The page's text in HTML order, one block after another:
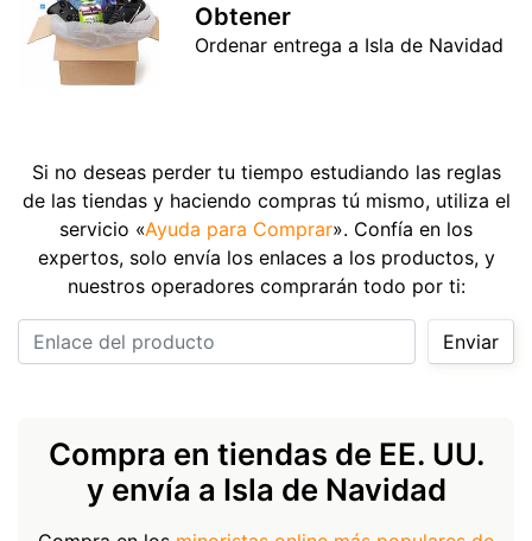
Obtener
Ordenar entrega a Isla de Navidad
Si no deseas perder tu tiempo estudiando las reglas
de las tiendas y haciendo compras tú mismo, utiliza el
servicio «Ayuda para Comprar». Confía en los
expertos, solo envía los enlaces a los productos, y
nuestros operadores comprarán todo por ti:
Enviar
Compra en tiendas de EE. UU.
y envía a Isla de Navidad